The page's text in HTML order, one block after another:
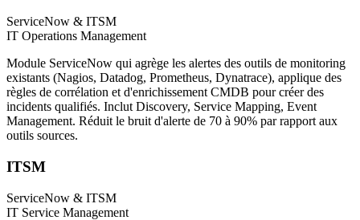
ServiceNow & ITSM
IT Operations Management
Module ServiceNow qui agrège les alertes des outils de monitoring
existants (Nagios, Datadog, Prometheus, Dynatrace), applique des
règles de corrélation et d'enrichissement CMDB pour créer des
incidents qualifiés. Inclut Discovery, Service Mapping, Event
Management. Réduit le bruit d'alerte de 70 à 90% par rapport aux
outils sources.
ITSM
ServiceNow & ITSM
IT Service Management